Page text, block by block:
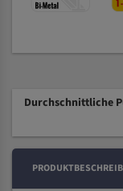
Durchschnittliche